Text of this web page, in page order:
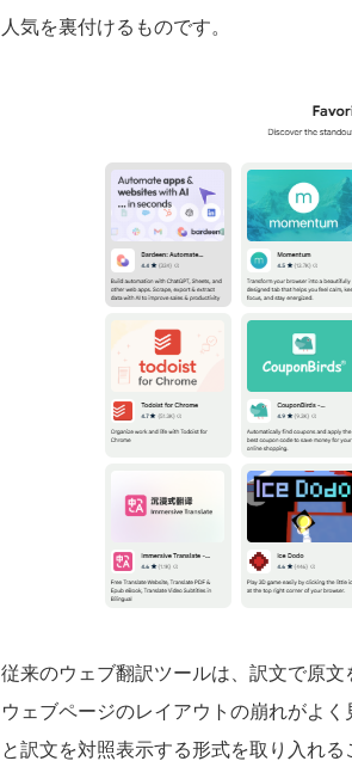
人気を裏付けるものです。
従来のウェブ翻訳ツールは、訳文で原
ウェブページのレイアウトの崩れがよ
と訳文を対照表示する形式を取り入れ